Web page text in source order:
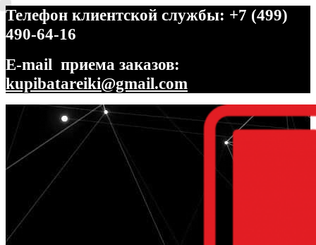
Телефон клиентской службы: +7 (499)
490-64-16
E-mail приема заказов:
kupibatareiki@gmail.com
Перейти
навигации
Перейти
содержимому